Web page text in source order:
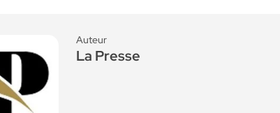
Auteur
La Presse